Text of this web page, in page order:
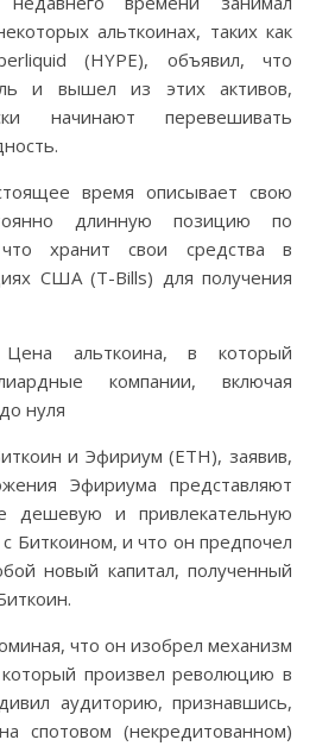
альткоинах, таких как
(HYPE), объявил, что
и вышел из этих активов,
начинают перевешивать
время описывает свою
длинную позицию по
хранит свои средства в
США (T-Bills) для получения
альткоина, в который
компании, включая
нуля
и Эфириум (ETH), заявив,
Эфириума представляют
дешевую и привлекательную
Биткоином, и что он предпочел
новый капитал, полученный
что он изобрел механизм
который произвел революцию в
аудиторию, признавшись,
спотовом (некредитованном)